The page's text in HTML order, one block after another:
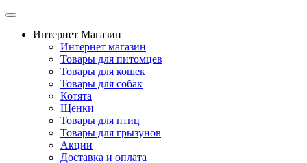
Интернет Магазин
Интернет магазин
Товары для питомцев
Товары для кошек
Товары для собак
Котята
Щенки
Товары для птиц
Товары для грызунов
Акции
Доставка и оплата